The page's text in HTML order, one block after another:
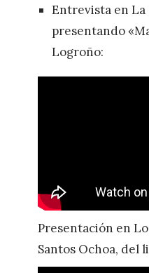
Entrevista en La
presentando
Logroño:
Presentación en
Santos Ochoa, del